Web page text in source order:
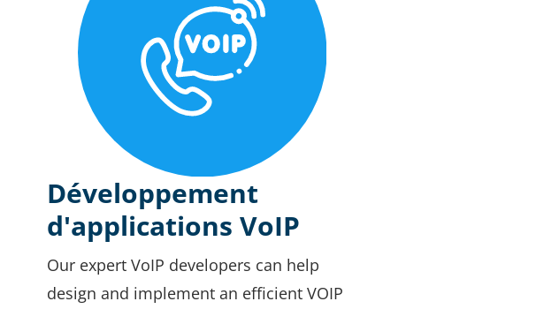
Développement
d'applications VoIP
Our expert VoIP developers can help
design and implement an efficient VOIP